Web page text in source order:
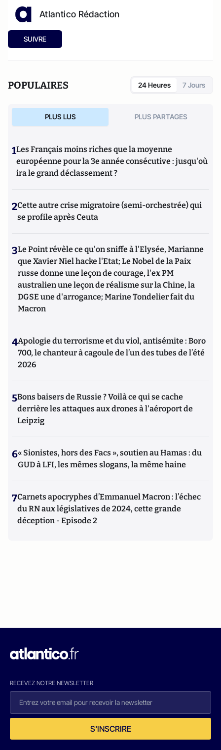
Atlantico Rédaction
SUIVRE
POPULAIRES 24 Heures 7 Jours
PLUS LUS PLUS PARTAGES
1Les Français moins riches que la moyenne
européenne pour la 3e année consécutive : jusqu'où
ira le grand déclassement ?
2Cette autre crise migratoire (semi-orchestrée) qui
se profile après Ceuta
3Le Point révèle ce qu'on sniffe à l'Elysée, Marianne
que Xavier Niel hacke l'Etat; Le Nobel de la Paix
russe donne une leçon de courage, l'ex PM
australien une leçon de réalisme sur la Chine, la
DGSE une d'arrogance; Marine Tondelier fait du
Macron
4Apologie du terrorisme et du viol, antisémite : Boro
700, le chanteur à cagoule de l’un des tubes de l’été
2026
5Bons baisers de Russie ? Voilà ce qui se cache
derrière les attaques aux drones à l'aéroport de
Leipzig
6« Sionistes, hors des Facs », soutien au Hamas : du
GUD à LFI, les mêmes slogans, la même haine
7Carnets apocryphes d’Emmanuel Macron : l’échec
du RN aux législatives de 2024, cette grande
déception - Episode 2
RECEVEZ NOTRE NEWSLETTER
S'INSCRIRE